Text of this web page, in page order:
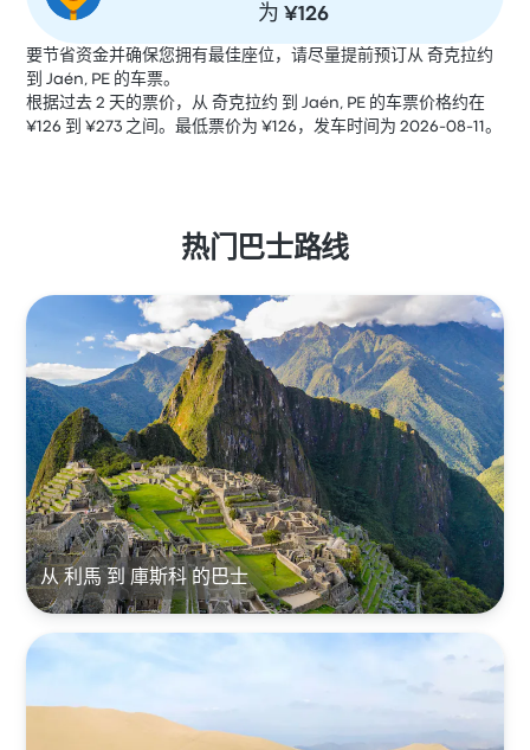
为 ¥126
要节省资金并确保您拥有最佳座位，请尽量提前预订从 奇克拉约
到 Jaén, PE 的车票。
根据过去 2 天的票价，从 奇克拉约 到 Jaén, PE 的车票价格约在
¥126 到 ¥273 之间。最低票价为 ¥126，发车时间为 2026-08-11。
热门巴士路线
从 利馬 到 庫斯科 的巴士